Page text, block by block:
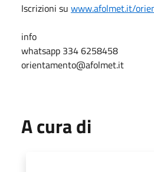
Iscrizioni su www.afolmet.it/
info
whatsapp 334 6258458
orientamento@afolmet.it
A cura di